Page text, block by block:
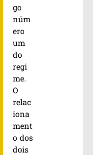
go
núm
ero
um
do
regi
me.
O
relac
iona
ment
o dos
dois